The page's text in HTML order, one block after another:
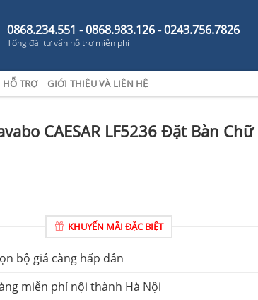
0868.234.551 - 0868.983.126 - 0243.756.7826
Tổng đài tư vấn hỗ trợ miễn phí
HỖ TRỢ GIỚI THIỆU VÀ LIÊN HỆ
CAESAR LF5236 Đặt Bàn Chữ
KHUYẾN MÃI ĐẶC BIỆT
bộ giá càng hấp dẫn
miễn phí nội thành Hà Nội